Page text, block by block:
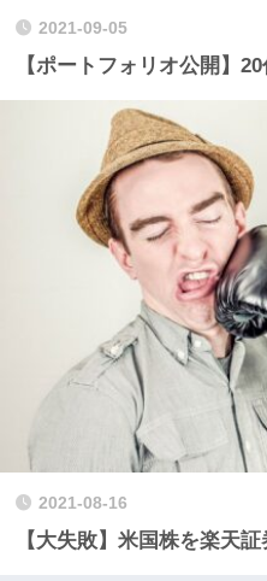
2021-09-05
【ポートフォリオ公開】
2021-08-16
【大失敗】米国株を楽天